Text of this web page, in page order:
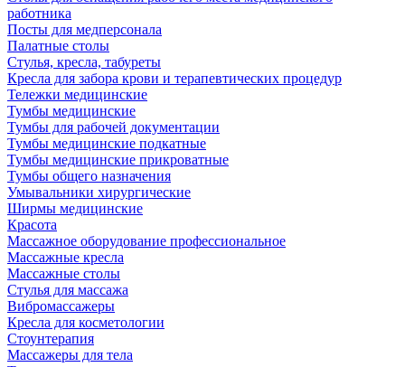
работника
Посты для медперсонала
Палатные столы
Стулья, кресла, табуреты
Кресла для забора крови и терапевтических процедур
Тележки медицинские
Тумбы медицинские
Тумбы для рабочей документации
Тумбы медицинские подкатные
Тумбы медицинские прикроватные
Тумбы общего назначения
Умывальники хирургические
Ширмы медицинские
Красота
Массажное оборудование профессиональное
Массажные кресла
Массажные столы
Стулья для массажа
Вибромассажеры
Кресла для косметологии
Стоунтерапия
Массажеры для тела